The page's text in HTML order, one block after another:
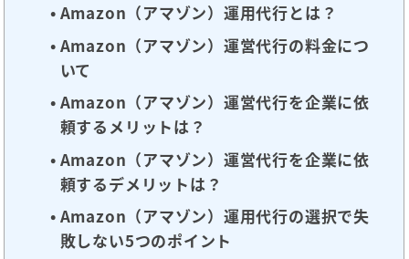
Amazon（アマゾン）運用代行とは？
Amazon（アマゾン）運営代行の料金につ
いて
Amazon（アマゾン）運営代行を企業に依
頼するメリットは？
Amazon（アマゾン）運営代行を企業に依
頼するデメリットは？
Amazon（アマゾン）運用代行の選択で失
敗しない5つのポイント